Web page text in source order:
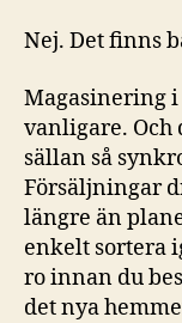
Nej. Det finns
Magasinering
vanligare. Och
sällan så
Försäljningar
längre än
enkelt sortera
ro innan du
det nya